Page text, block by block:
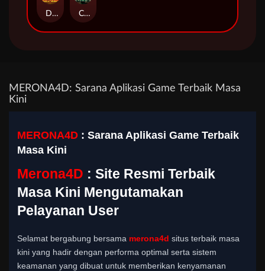
Duel at Dawn Cursed Crypt
MERONA4D: Sarana Aplikasi Game Terbaik Masa
Kini
MERONA4D : Sarana Aplikasi Game Terbaik
Masa Kini
Merona4D : Site Resmi Terbaik
Masa Kini Mengutamakan
Pelayanan User
Selamat bergabung bersama merona4d situs terbaik masa
kini yang hadir dengan performa optimal serta sistem
keamanan yang dibuat untuk memberikan kenyamanan